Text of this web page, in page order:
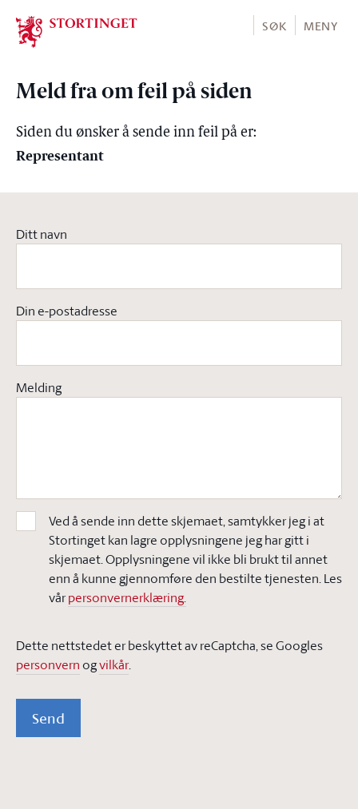
Stortinget.no
SØK MENY
Meld fra om feil på siden
Siden du ønsker å sende inn feil på er:
Representant
Ditt navn
Din e-postadresse
Melding
Ved å sende inn dette skjemaet, samtykker jeg i at
Stortinget kan lagre opplysningene jeg har gitt i
skjemaet. Opplysningene vil ikke bli brukt til annet
enn å kunne gjennomføre den bestilte tjenesten. Les
vårpersonvernerklæring.
Dette nettstedet er beskyttet av reCaptcha, se Googles
personvern ogvilkår.
Send